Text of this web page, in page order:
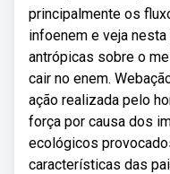
principalmente os
infoenem e veja
antrópicas sobre o
cair no enem.
ação realizada pelo
força por causa dos
ecológicos
características das